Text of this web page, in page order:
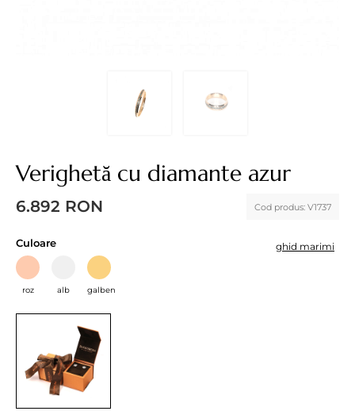
Verighetă cu diamante azur
Cod produs: V1737
6.892 RON
ghid marimi
Culoare
roz alb galben